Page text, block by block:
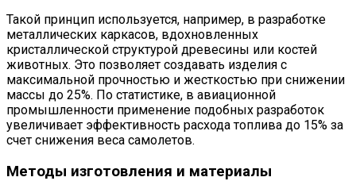
Такой принцип используется, например, в разработке
металлических каркасов, вдохновленных
кристаллической структурой древесины или костей
животных. Это позволяет создавать изделия с
максимальной прочностью и жесткостью при снижении
массы до 25%. По статистике, в авиационной
промышленности применение подобных разработок
увеличивает эффективность расхода топлива до 15% за
счет снижения веса самолетов.
Методы изготовления и материалы